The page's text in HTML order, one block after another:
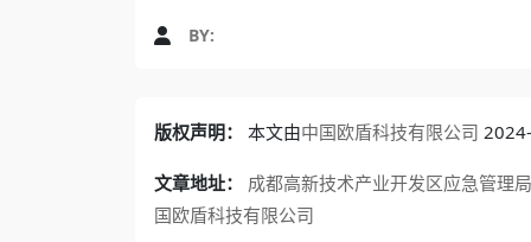
BY:
版权声明： 本文由中国欧盾科技有限公司
文章地址：
成都高新技术产业开发区应急管理
国欧盾科技有限公司